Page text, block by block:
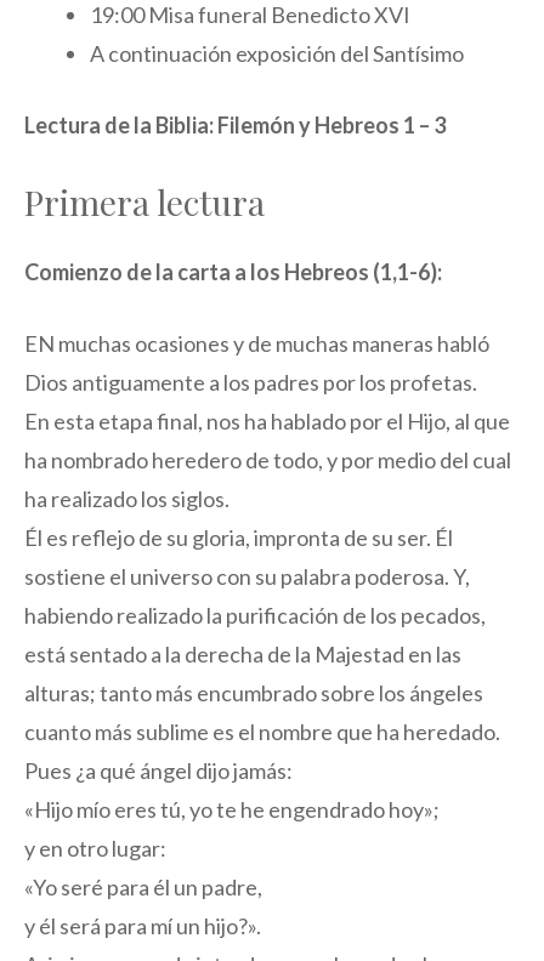
19:00 Misa funeral Benedicto XVI
A continuación exposición del Santísimo
Lectura de la Biblia: Filemón y Hebreos 1 – 3
Primera lectura
Comienzo de la carta a los Hebreos (1,1-6):
EN muchas ocasiones y de muchas maneras habló
Dios antiguamente a los padres por los profetas.
En esta etapa final, nos ha hablado por el Hijo, al que
ha nombrado heredero de todo, y por medio del cual
ha realizado los siglos.
Él es reflejo de su gloria, impronta de su ser. Él
sostiene el universo con su palabra poderosa. Y,
habiendo realizado la purificación de los pecados,
está sentado a la derecha de la Majestad en las
alturas; tanto más encumbrado sobre los ángeles
cuanto más sublime es el nombre que ha heredado.
Pues ¿a qué ángel dijo jamás:
«Hijo mío eres tú, yo te he engendrado hoy»;
y en otro lugar:
«Yo seré para él un padre,
y él será para mí un hijo?».